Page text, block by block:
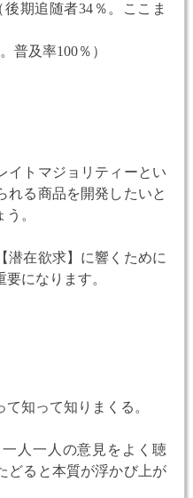
期追随者34％。ここま
普及率100％）
イトマジョリティーとい
れる商品を開発したいと
。
潜在欲求】に響くために
になります。
知って知りまくる。
人一人の意見をよく聴
どると本質が浮かび上が